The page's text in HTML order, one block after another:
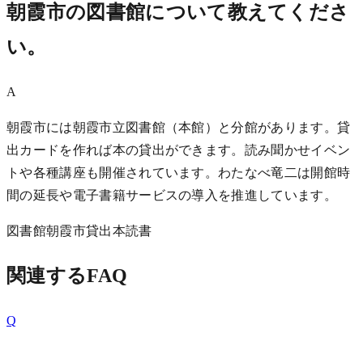
朝霞市の図書館について教えてくださ
い。
A
朝霞市には朝霞市立図書館（本館）と分館があります。貸
出カードを作れば本の貸出ができます。読み聞かせイベン
トや各種講座も開催されています。わたなべ竜二は開館時
間の延長や電子書籍サービスの導入を推進しています。
図書館朝霞市貸出本読書
関連するFAQ
Q